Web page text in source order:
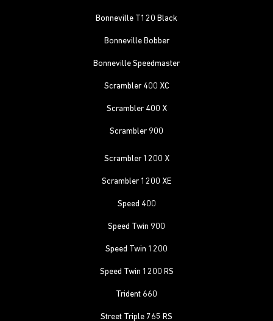
Bonneville T120 Black
Bonneville Bobber
Bonneville Speedmaster
Scrambler 400 XC
Scrambler 400 X
Scrambler 900
Scrambler 1200 X
Scrambler 1200 XE
Speed 400
Speed Twin 900
Speed Twin 1200
Speed Twin 1200 RS
Trident 660
Street Triple 765 RS